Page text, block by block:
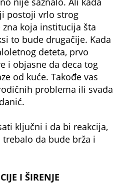
postoji vrlo strog
koja institucija šta
to bude drugačije. Kada
deteta, prvo
i objasne da deca tog
od kuće. Takođe vas
problema ili svađa
ključni i da bi reakcija,
da bude brža i
I ŠIRENJE